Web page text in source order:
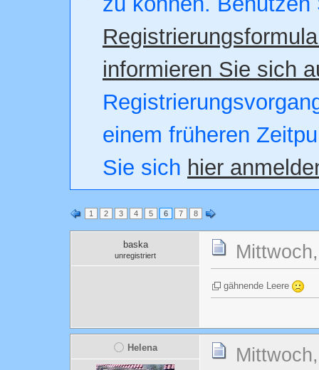
informieren Sie sich
einem früheren
Sie sich hier
1 2 3 4 5 6 7 8
baska
unregistriert
gähnende Leere
Helena